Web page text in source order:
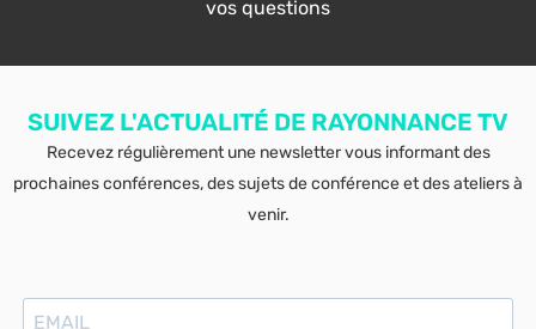
vos questions
SUIVEZ L'ACTUALITÉ DE RAYONNANCE TV
Recevez régulièrement une newsletter vous informant des
prochaines conférences, des sujets de conférence et des ateliers à
venir.